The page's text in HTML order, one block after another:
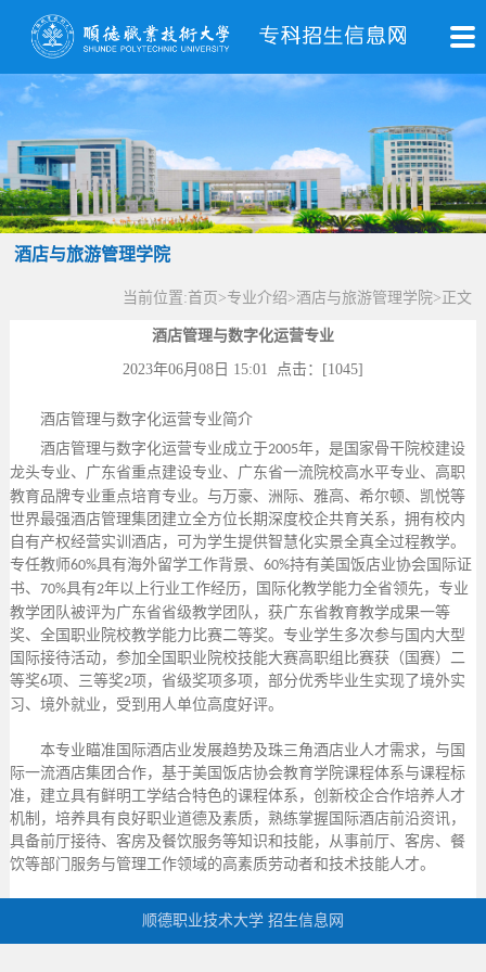
酒店与旅游管理学院
当前位置:首页 >专业介绍>酒店与旅游管理学院> 正文
酒店管理与数字化运营专业
2023年06月08日 15:01 点击：[1045]
酒店管理与数字化运营专业简介
酒店管理与数字化运营专业成立于2005年，是国家骨干院校建设
龙头专业、广东省重点建设专业、广东省一流院校高水平专业、高职
教育品牌专业重点培育专业。与万豪、洲际、雅高、希尔顿、凯悦等
世界最强酒店管理集团建立全方位长期深度校企共育关系，拥有校内
自有产权经营实训酒店，可为学生提供智慧化实景全真全过程教学。
专任教师60%具有海外留学工作背景、 60%持有美国饭店业协会国际证
书、 70%具有2年以上行业工作经历，国际化教学能力全省领先，专业
教学团队被评为广东省省级教学团队，获广东省教育教学成果一等
奖、全国职业院校教学能力比赛二等奖。专业学生多次参与国内大型
国际接待活动，参加全国职业院校技能大赛高职组比赛获（国赛）二
等奖6项、三等奖2项，省级奖项多项，部分优秀毕业生实现了境外实
习、境外就业，受到用人单位高度好评。
本专业瞄准国际酒店业发展趋势及珠三角酒店业人才需求，与国
际一流酒店集团合作，基于美国饭店协会教育学院课程体系与课程标
准，建立具有鲜明工学结合特色的课程体系，创新校企合作培养人才
机制，培养具有良好职业道德及素质，熟练掌握国际酒店前沿资讯，
具备前厅接待、客房及餐饮服务等知识和技能，从事前厅、客房、餐
饮等部门服务与管理工作领域的高素质劳动者和技术技能人才。
顺德职业技术大学 招生信息网